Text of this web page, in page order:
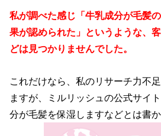
私が調べた感じ「牛乳成分が毛髪
果が認められた」というような、
どは見つかりませんでした。
これだけなら、私のリサーチ力不
ますが、ミルリッシュの公式サイ
分が毛髪を保湿しますなどとは書か